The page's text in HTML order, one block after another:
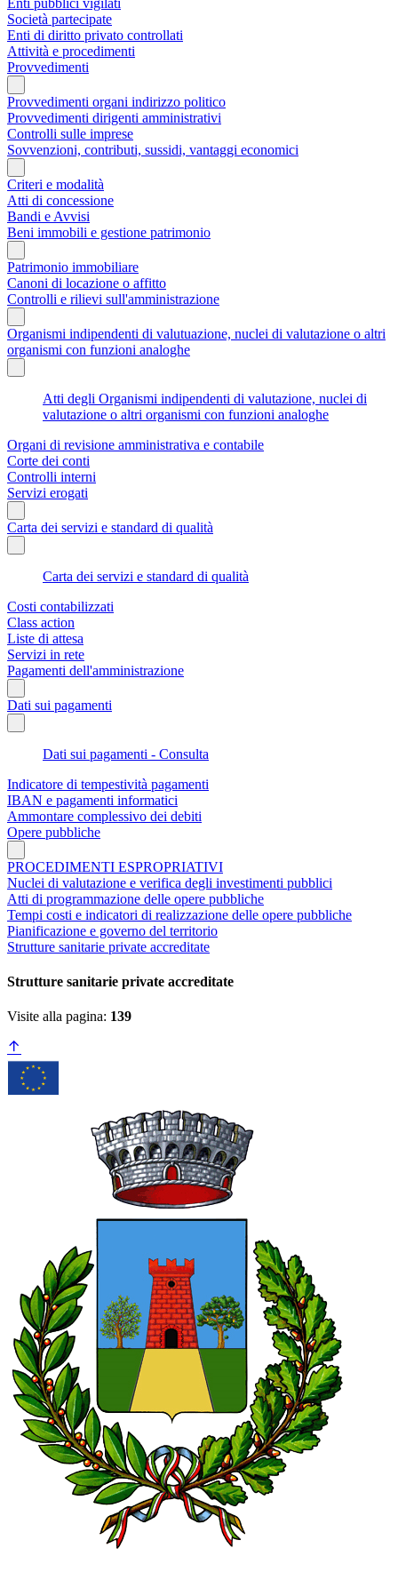
Società partecipate
Enti di diritto privato controllati
Attività e procedimenti
Provvedimenti
Provvedimenti organi indirizzo politico
Provvedimenti dirigenti amministrativi
Controlli sulle imprese
Sovvenzioni, contributi, sussidi, vantaggi economici
Criteri e modalità
Atti di concessione
Bandi e Avvisi
Beni immobili e gestione patrimonio
Patrimonio immobiliare
Canoni di locazione o affitto
Controlli e rilievi sull'amministrazione
Organismi indipendenti di valutuazione, nuclei di valutazione o altri
organismi con funzioni analoghe
Atti degli Organismi indipendenti di valutazione, nuclei di
valutazione o altri organismi con funzioni analoghe
Organi di revisione amministrativa e contabile
Corte dei conti
Controlli interni
Servizi erogati
Carta dei servizi e standard di qualità
Carta dei servizi e standard di qualità
Costi contabilizzati
Class action
Liste di attesa
Servizi in rete
Pagamenti dell'amministrazione
Dati sui pagamenti
Dati sui pagamenti - Consulta
Indicatore di tempestività pagamenti
IBAN e pagamenti informatici
Ammontare complessivo dei debiti
Opere pubbliche
PROCEDIMENTI ESPROPRIATIVI
Nuclei di valutazione e verifica degli investimenti pubblici
Atti di programmazione delle opere pubbliche
Tempi costi e indicatori di realizzazione delle opere pubbliche
Pianificazione e governo del territorio
Strutture sanitarie private accreditate
Strutture sanitarie private accreditate
Visite alla pagina: 139